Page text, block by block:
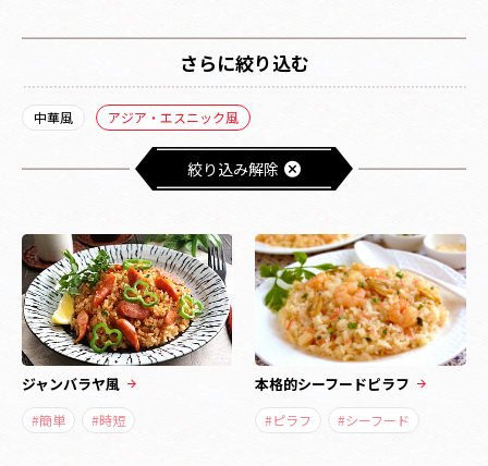
さらに絞り込む
中華風 アジア・エスニック風
絞り込み解除
ジャンバラヤ風
#簡単 #時短
本格的シーフードピラフ
#ピラフ #シーフード